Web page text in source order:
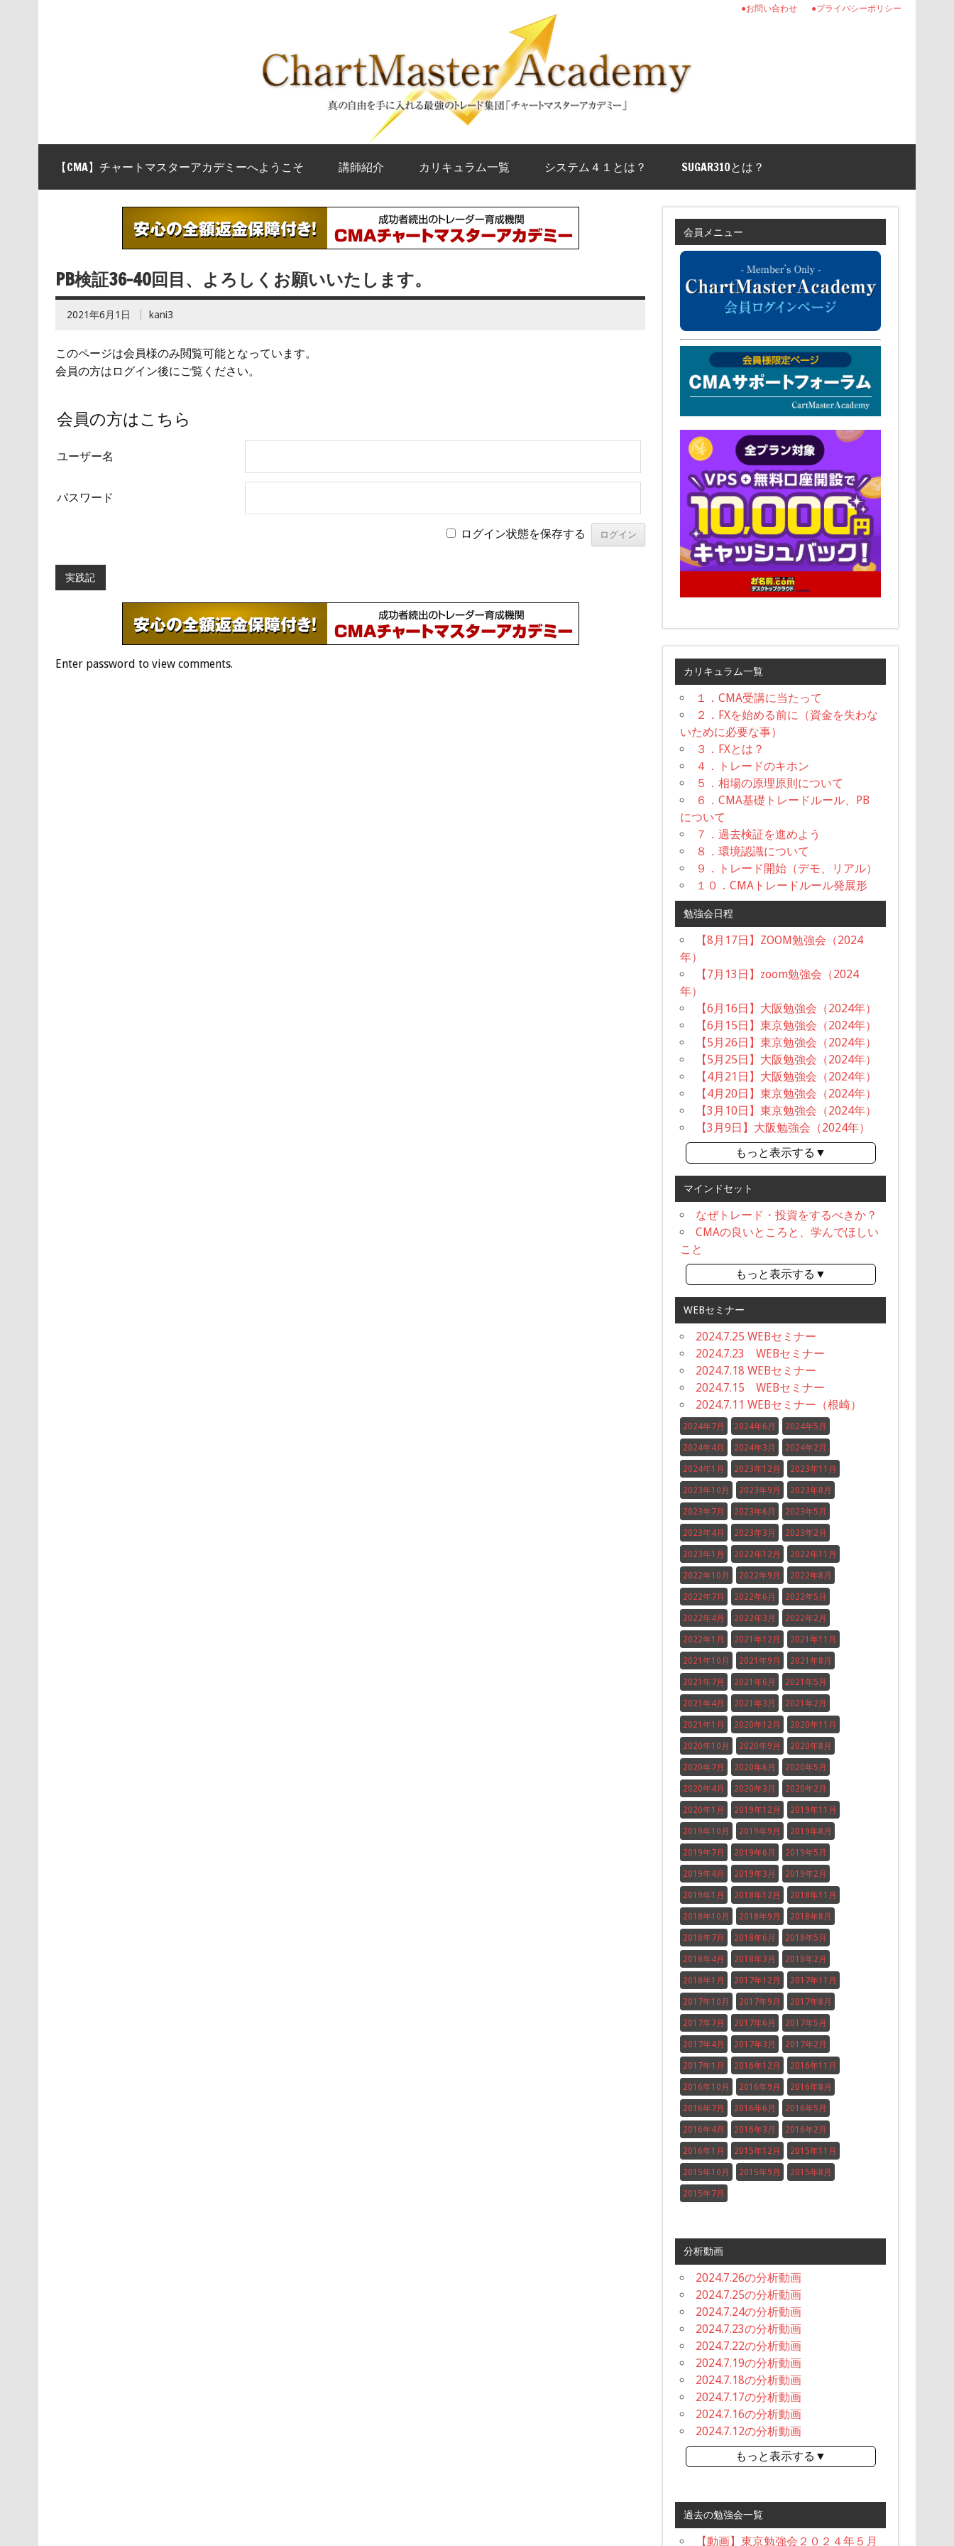
●プライバシーポリシー
●お問い合わせ
【CMA】チャートマスターアカデミーへようこそ 講師紹介 カリキュラム一覧 システム４１とは？ SUGAR310とは？
PB検証36-40回目、よろしくお願いいたします。
2021年6月1日 kani3
このページは会員様のみ閲覧可能となっています。
会員の方はログイン後にご覧ください。
会員の方はこちら
ユーザー名
パスワード
ログイン状態を保存する
実践記
Enter password to view comments.
会員メニュー
カリキュラム一覧
１．CMA受講に当たって
２．FXを始める前に（資金を失わな
いために必要な事）
３．FXとは？
４．トレードのキホン
５．相場の原理原則について
６．CMA基礎トレードルール、PB
について
７．過去検証を進めよう
８．環境認識について
９．トレード開始（デモ、リアル）
１０．CMAトレードルール発展形
勉強会日程
【8月17日】ZOOM勉強会（2024
年）
【7月13日】zoom勉強会（2024
年）
【6月16日】大阪勉強会（2024年）
【6月15日】東京勉強会（2024年）
【5月26日】東京勉強会（2024年）
【5月25日】大阪勉強会（2024年）
【4月21日】大阪勉強会（2024年）
【4月20日】東京勉強会（2024年）
【3月10日】東京勉強会（2024年）
【3月9日】大阪勉強会（2024年）
もっと表示する▼
マインドセット
なぜトレード・投資をするべきか？
CMAの良いところと、学んでほしい
こと
もっと表示する▼
WEBセミナー
2024.7.25 WEBセミナー
2024.7.23 WEBセミナー
2024.7.18 WEBセミナー
2024.7.15 WEBセミナー
2024.7.11 WEBセミナー（根崎）
2024年7月 2024年6月 2024年5月
2024年4月 2024年3月 2024年2月
2024年1月 2023年12月 2023年11月
2023年10月 2023年9月 2023年8月
2023年7月 2023年6月 2023年5月
2023年4月 2023年3月 2023年2月
2023年1月 2022年12月 2022年11月
2022年10月 2022年9月 2022年8月
2022年7月 2022年6月 2022年5月
2022年4月 2022年3月 2022年2月
2022年1月 2021年12月 2021年11月
2021年10月 2021年9月 2021年8月
2021年7月 2021年6月 2021年5月
2021年4月 2021年3月 2021年2月
2021年1月 2020年12月 2020年11月
2020年10月 2020年9月 2020年8月
2020年7月 2020年6月 2020年5月
2020年4月 2020年3月 2020年2月
2020年1月 2019年12月 2019年11月
2019年10月 2019年9月 2019年8月
2019年7月 2019年6月 2019年5月
2019年4月 2019年3月 2019年2月
2019年1月 2018年12月 2018年11月
2018年10月 2018年9月 2018年8月
2018年7月 2018年6月 2018年5月
2018年4月 2018年3月 2018年2月
2018年1月 2017年12月 2017年11月
2017年10月 2017年9月 2017年8月
2017年7月 2017年6月 2017年5月
2017年4月 2017年3月 2017年2月
2017年1月 2016年12月 2016年11月
2016年10月 2016年9月 2016年8月
2016年7月 2016年6月 2016年5月
2016年4月 2016年3月 2016年2月
2016年1月 2015年12月 2015年11月
2015年10月 2015年9月 2015年8月
2015年7月
分析動画
2024.7.26の分析動画
2024.7.25の分析動画
2024.7.24の分析動画
2024.7.23の分析動画
2024.7.22の分析動画
2024.7.19の分析動画
2024.7.18の分析動画
2024.7.17の分析動画
2024.7.16の分析動画
2024.7.12の分析動画
もっと表示する▼
過去の勉強会一覧
【動画】東京勉強会２０２４年５月